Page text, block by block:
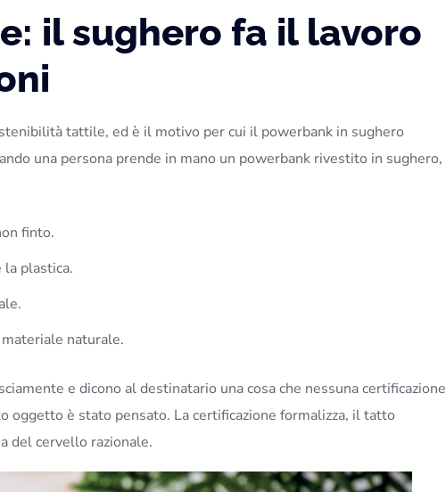
il sughero fa il lavoro
tattile, ed è il motivo per cui il powerbank in sughero
una persona prende in mano un powerbank rivestito in sughero,
finto.
plastica.
naturale.
e dicono al destinatario una cosa che nessuna certificazione
oggetto è stato pensato. La certificazione formalizza, il tatto
del cervello razionale.